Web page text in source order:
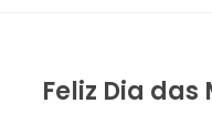
Feliz Dia das